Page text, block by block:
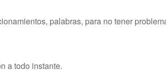
palabras, para no tener
a todo instante.